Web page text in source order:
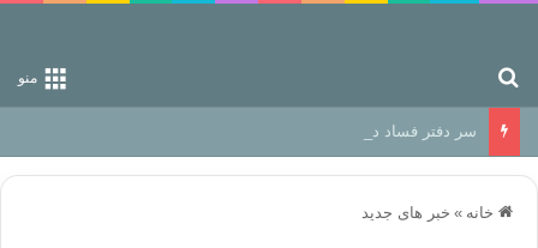
منو
سر دفتر فساد در زمین‌، دوری وکناره‌گیری از راه خداست‌!
خانه » خبر های جدید